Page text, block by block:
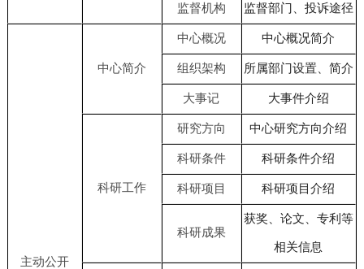
监督机构 监督部门、投诉途径
主动公开
中心简介
中心概况 中心概况简介
组织架构 所属部门设置、简介
大事记 大事件介绍
科研工作
研究方向 中心研究方向介绍
科研条件 科研条件介绍
科研项目 科研项目介绍
科研成果
获奖、论文、专利等
相关信息